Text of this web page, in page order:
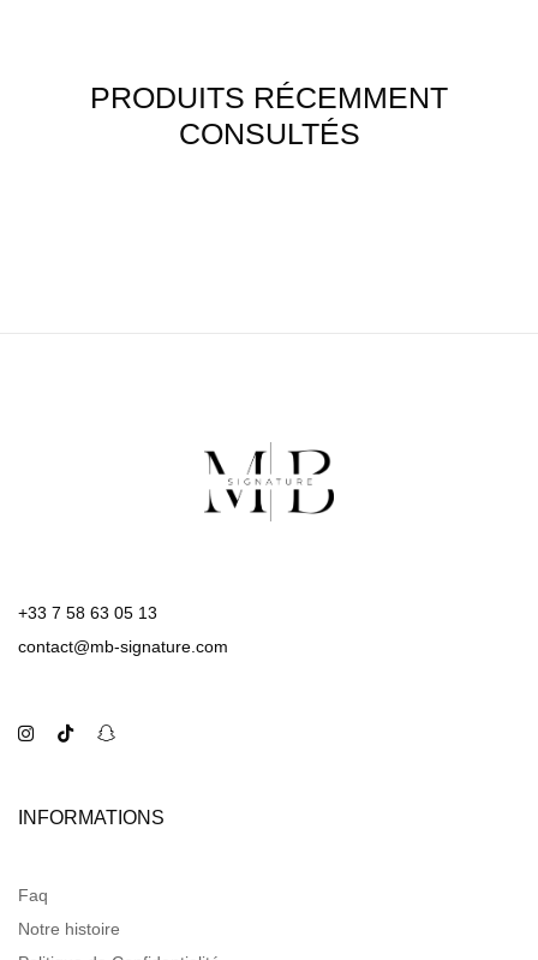
PRODUITS RÉCEMMENT
CONSULTÉS
+33 7 58 63 05 13
contact@mb-signature.com
INFORMATIONS
Faq
Notre histoire